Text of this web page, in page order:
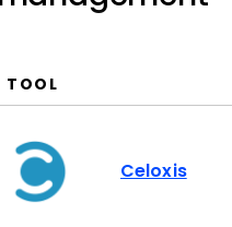
TOOL
Celoxis